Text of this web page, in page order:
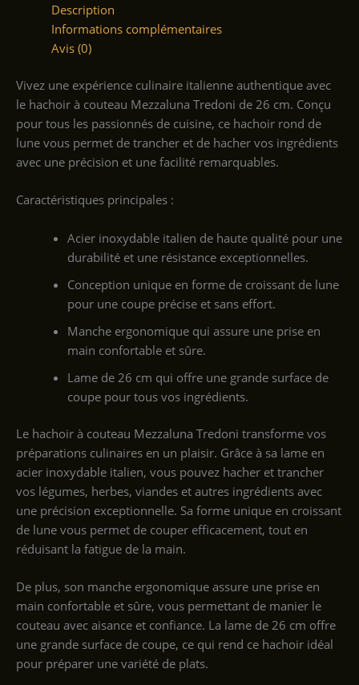
Description
Informations complémentaires
Avis (0)
Vivez une expérience culinaire italienne authentique avec
le hachoir à couteau Mezzaluna Tredoni de 26 cm. Conçu
pour tous les passionnés de cuisine, ce hachoir rond de
lune vous permet de trancher et de hacher vos ingrédients
avec une précision et une facilité remarquables.
Caractéristiques principales :
Acier inoxydable italien de haute qualité pour une
durabilité et une résistance exceptionnelles.
Conception unique en forme de croissant de lune
pour une coupe précise et sans effort.
Manche ergonomique qui assure une prise en
main confortable et sûre.
Lame de 26 cm qui offre une grande surface de
coupe pour tous vos ingrédients.
Le hachoir à couteau Mezzaluna Tredoni transforme vos
préparations culinaires en un plaisir. Grâce à sa lame en
acier inoxydable italien, vous pouvez hacher et trancher
vos légumes, herbes, viandes et autres ingrédients avec
une précision exceptionnelle. Sa forme unique en croissant
de lune vous permet de couper efficacement, tout en
réduisant la fatigue de la main.
De plus, son manche ergonomique assure une prise en
main confortable et sûre, vous permettant de manier le
couteau avec aisance et confiance. La lame de 26 cm offre
une grande surface de coupe, ce qui rend ce hachoir idéal
pour préparer une variété de plats.